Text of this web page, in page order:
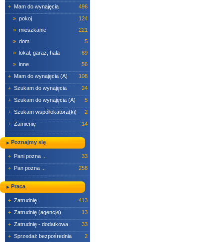
+ Mam do wynajęcia
496
» pokoj
124
» mieszkanie
221
» dom
5
» lokal, garaż, hala
89
» inne
56
+ Mam do wynajęcia (A)
108
+ Szukam do wynajęcia
24
+ Szukam do wynajęcia (A)
5
+ Szukam współlokatora(ki)
2
+ Zamienię 14
Poznajmy się
+ Pani pozna ...
33
+ Pan pozna ... 258
Praca
+ Zatrudnię
413
+ Zatrudnię (agencje)
13
+ Zatrudnię - dodatkowa
33
+ Sprzedaż bezpośrednia
2